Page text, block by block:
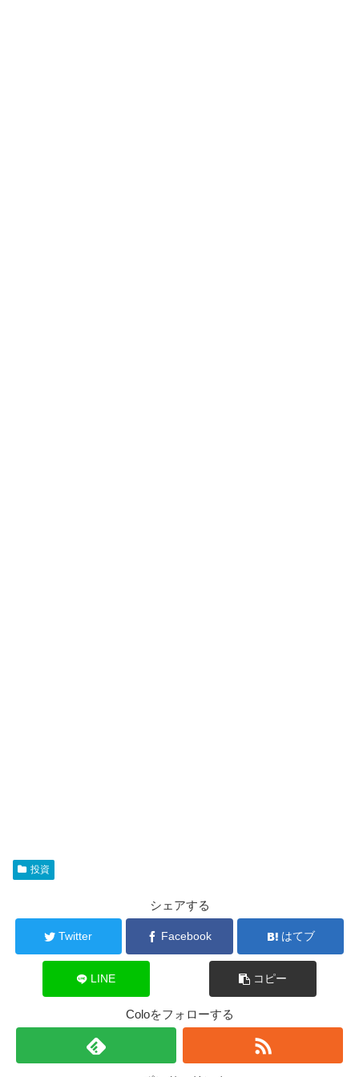
投資
シェアする
Twitter Facebook はてブ
LINE コピー
Coloをフォローする